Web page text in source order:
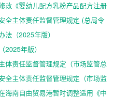
正）
改《婴幼儿配方乳粉产品配方注册
号公布 自公布之日起施行）
全主体责任监督管理规定 (总局令
法（2025年版）
2025年版）
体责任监督管理规定（市场监管总
全主体责任监督管理规定（市场监
）
海南自由贸易港暂时调整适用《中